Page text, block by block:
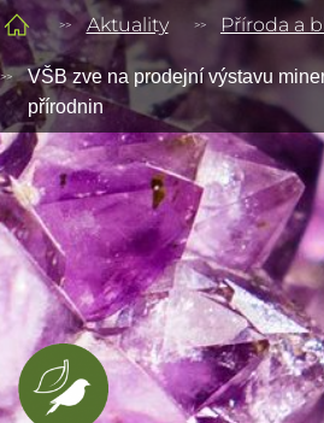
Aktuality Příroda a
VŠB zve na prodejní výstavu
přírodnin